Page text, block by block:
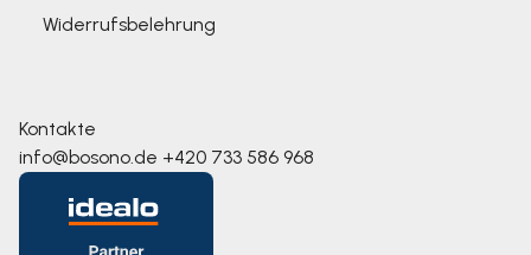
Widerrufsbelehrung
Kontakte
info@bosono.de +420 733 586 968